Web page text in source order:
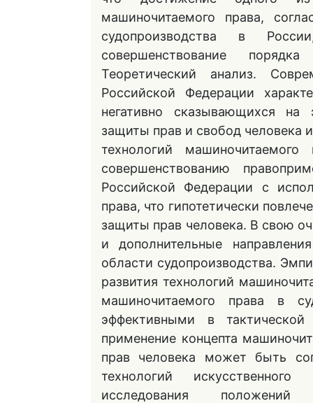
машиночитаемого права,
судопроизводства в
совершенствование
Теоретический анализ.
Российской Федерации
негативно сказывающихся на
защиты прав и свобод человека
технологий
совершенствованию
Российской Федерации с
права, что гипотетически
защиты прав человека. В свою
и дополнительные
области судопроизводства.
развития технологий
машиночитаемого права в
эффективными в
применение концепта
прав человека может быть
технологий
исследования